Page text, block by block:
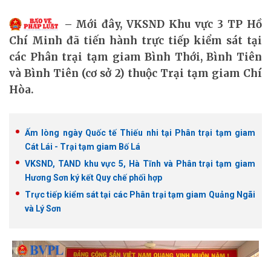
Mới đây, VKSND Khu vực 3 TP Hồ
Chí Minh đã tiến hành trực tiếp kiểm sát tại
các Phân trại tạm giam Bình Thới, Bình Tiên
và Bình Tiên (cơ sở 2) thuộc Trại tạm giam Chí
Hòa.
Ấm lòng ngày Quốc tế Thiếu nhi tại Phân trại tạm giam
Cát Lái - Trại tạm giam Bố Lá
VKSND, TAND khu vực 5, Hà Tĩnh và Phân trại tạm giam
Hương Sơn ký kết Quy chế phối hợp
Trực tiếp kiểm sát tại các Phân trại tạm giam Quảng Ngãi
và Lý Sơn